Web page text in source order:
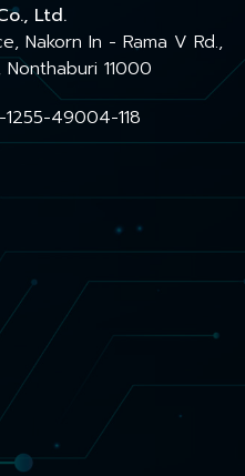
Ltd.
Nakorn In - Rama V Rd.,
11000
49004-118